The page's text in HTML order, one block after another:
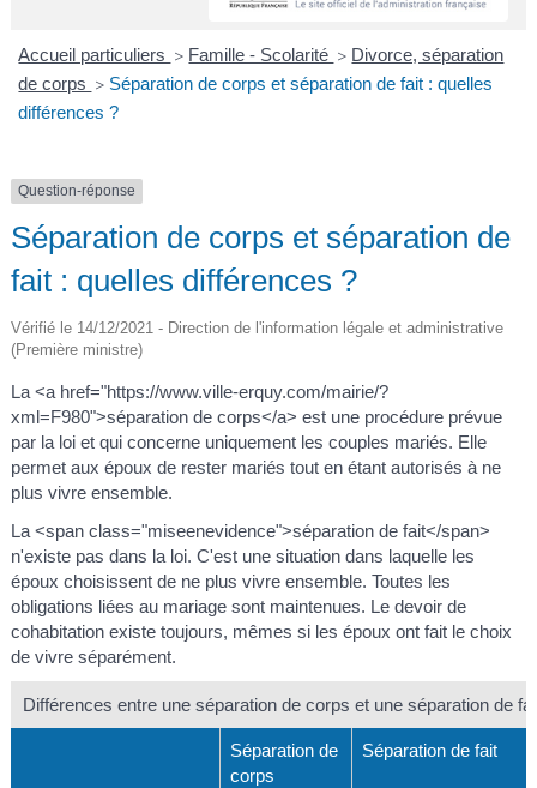
R IE
Accueil particuliers > Famille - Scolarité > Divorce, séparation
de corps > Séparation de corps et séparation de fait : quelles
différences ?
Question-réponse
Séparation de corps et séparation de
fait : quelles différences ?
Vérifié le 14/12/2021 - Direction de l'information légale et administrative
(Première ministre)
La <a href="https://www.ville-erquy.com/mairie/?
xml=F980">séparation de corps</a> est une procédure prévue
par la loi et qui concerne uniquement les couples mariés. Elle
permet aux époux de rester mariés tout en étant autorisés à ne
plus vivre ensemble.
La <span class="miseenevidence">séparation de fait</span>
n'existe pas dans la loi. C'est une situation dans laquelle les
époux choisissent de ne plus vivre ensemble. Toutes les
obligations liées au mariage sont maintenues. Le devoir de
cohabitation existe toujours, mêmes si les époux ont fait le choix
de vivre séparément.
Différences entre une séparation de corps et une séparation de
Séparation de
corps
Séparation de fait